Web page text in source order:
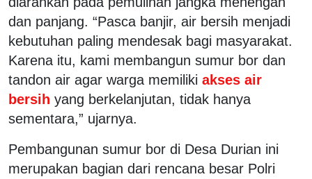
dan panjang. “Pasca banjir, air bersih menjadi
kebutuhan paling mendesak bagi masyarakat.
Karena itu, kami membangun sumur bor dan
tandon air agar warga memiliki akses air
bersih yang berkelanjutan, tidak hanya
sementara,” ujarnya.
Pembangunan sumur bor di Desa Durian ini
merupakan bagian dari rencana besar Polri